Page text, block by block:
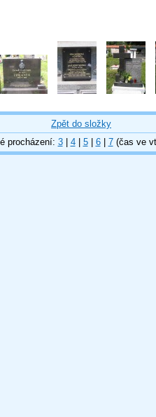
Zpět do složky
procházení: 3| 4| 5| 6| 7(čas ve